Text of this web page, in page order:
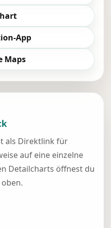
App
Maps
als Direktlink für
auf eine einzelne
Detailcharts öffnest du